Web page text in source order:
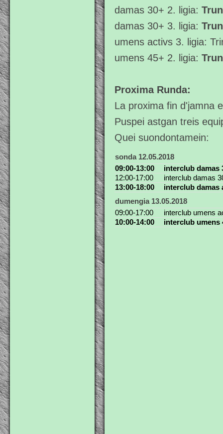
damas 30+ 2. ligia: Trun
damas 30+ 3. ligia: Trun
umens activs 3. ligia:
umens 45+ 2. ligia: Trun
Proxima Runda:
La proxima fin d'jamna
Puspei astgan treis
Quei suondontamein:
sonda 12.05.2018
09:00-13:00
interclub damas
12:00-17:00
interclub damas
13:00-18:00
interclub damas
dumengia 13.05.2018
09:00-17:00
interclub umens
10:00-14:00
interclub umens